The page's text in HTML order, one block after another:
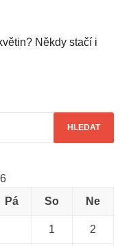
Někdy stačí i
Pá So Ne
1 2